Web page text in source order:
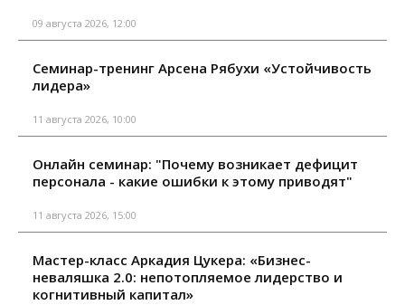
09 августа 2026, 12:00
Семинар-тренинг Арсена Рябухи «Устойчивость
лидера»
11 августа 2026, 10:00
Онлайн семинар: "Почему возникает дефицит
персонала - какие ошибки к этому приводят"
11 августа 2026, 15:00
Мастер-класс Аркадия Цукера: «Бизнес-
неваляшка 2.0: непотопляемое лидерство и
когнитивный капитал»